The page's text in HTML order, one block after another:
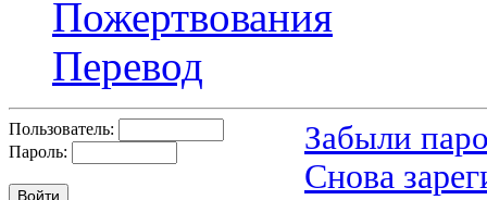
Пожертвования
Перевод
Пользователь:
Пароль:
Забыли
Снова